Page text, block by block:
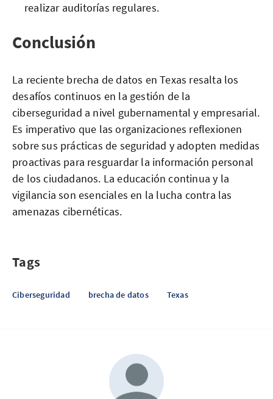
realizar auditorías regulares.
Conclusión
La reciente brecha de datos en Texas resalta los
desafíos continuos en la gestión de la
ciberseguridad a nivel gubernamental y empresarial.
Es imperativo que las organizaciones reflexionen
sobre sus prácticas de seguridad y adopten medidas
proactivas para resguardar la información personal
de los ciudadanos. La educación continua y la
vigilancia son esenciales en la lucha contra las
amenazas cibernéticas.
Tags
Ciberseguridad brecha de datos Texas